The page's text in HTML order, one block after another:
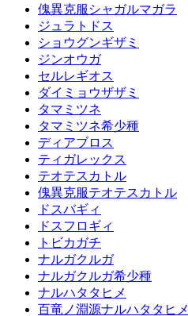
傀異克服シャガルマガラ
ジュラトドス
ショウグンギザミ
ジンオウガ
セルレギオス
ダイミョウザザミ
タマミツネ
タマミツネ希少種
ディアブロス
ティガレックス
テオテスカトル
傀異克服テオテスカトル
ドスバギィ
ドスフロギィ
トビカガチ
ナルガクルガ
ナルガクルガ希少種
ナルハタタヒメ
百竜ノ淵源ナルハタタヒメ